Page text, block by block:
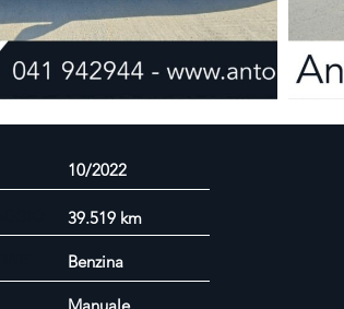
10/2022
39.519 km
Benzina